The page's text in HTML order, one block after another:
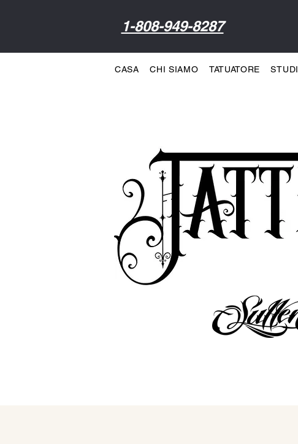
1-808-949-8287
CASA CHI SIAMO TATUATORE